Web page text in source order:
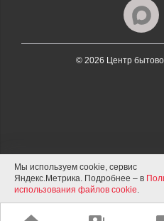
© 2026 Центр
Мы используем cookie, сервис
Яндекс.Метрика. Подробнее – в
использования файлов cookie.